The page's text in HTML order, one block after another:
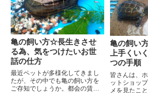
亀の飼い方☆長生きさせ
る為、気をつけたいお世
話の仕方
最近ペットが多様化してきまし
たが、その中でも亀の飼い方を
ご存知でしょうか。都会の賃貸
亀の飼い
上手くい
つの手順
皆さんは、
ットショッ
メを見たこ